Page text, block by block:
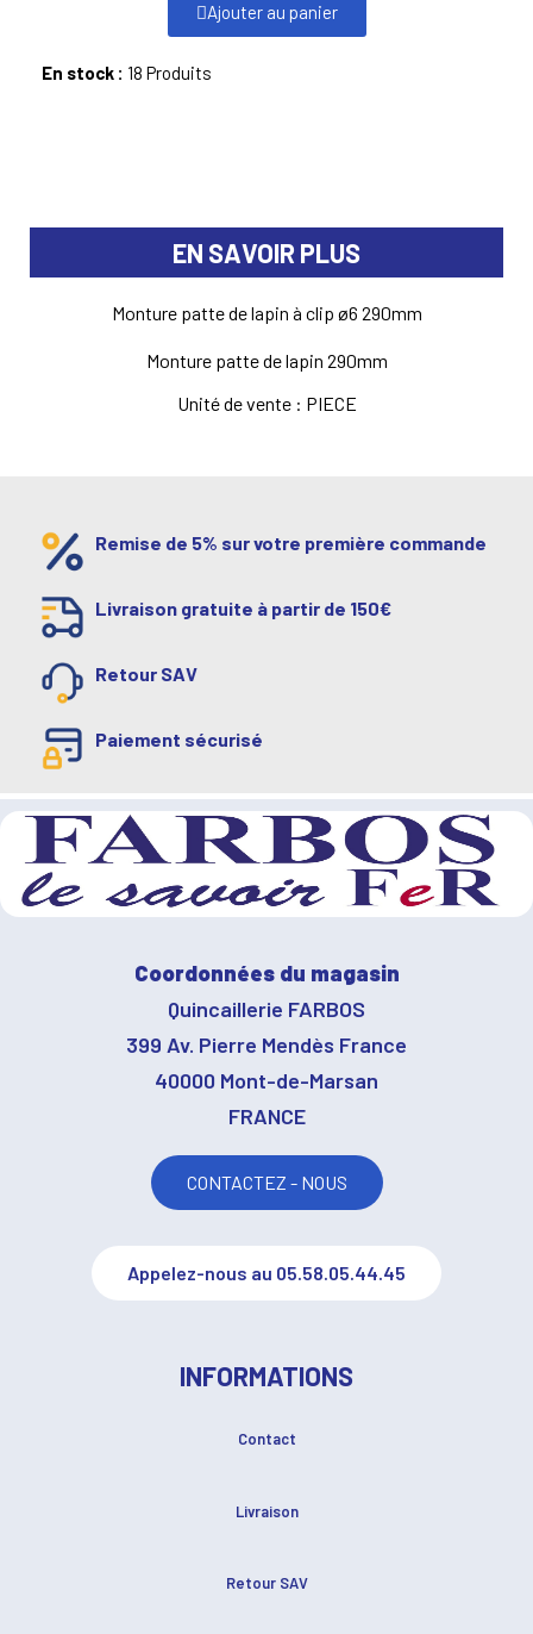
Ajouter au panier
En stock : 18 Produits
EN SAVOIR PLUS
Monture patte de lapin à clip ø6 290mm
Monture patte de lapin 290mm
Unité de vente : PIECE
Remise de 5% sur votre première commande
Livraison gratuite à partir de 150€
Retour SAV
Paiement sécurisé
Coordonnées du magasin
Quincaillerie FARBOS
399 Av. Pierre Mendès France
40000 Mont-de-Marsan
FRANCE
CONTACTEZ - NOUS
Appelez-nous au 05.58.05.44.45
INFORMATIONS
Contact
Livraison
Retour SAV